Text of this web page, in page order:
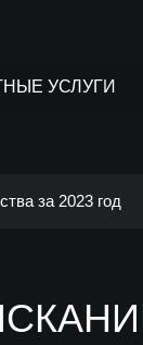
УСЛУГИ
за 2023 год